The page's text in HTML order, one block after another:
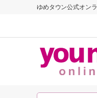
ゆめタウン公式オン